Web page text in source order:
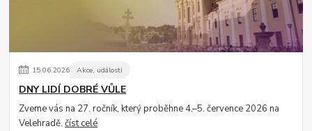
15.06.2026 Akce, události
DNY LIDÍ DOBRÉ VŮLE
Zveme vás na 27. ročník, který proběhne 4.–5. července 2026 na
Velehradě.číst celé